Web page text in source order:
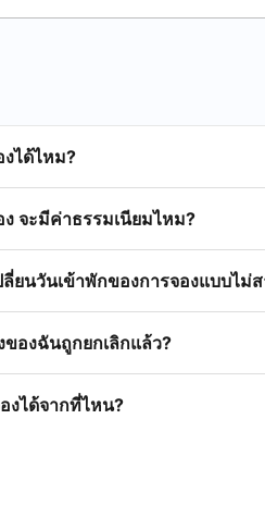
ได้ไหม?
จะมีค่าธรรมเนียมไหม?
ยนวันเข้าพักของการจองแบบไม่
ของฉันถูกยกเลิกแล้ว?
งได้จากที่ไหน?